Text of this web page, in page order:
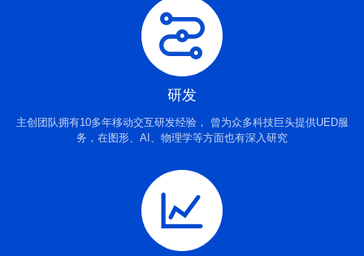
研发
主创团队拥有10多年移动交互研发经验， 曾为众多科技巨头提供UED服
务，在图形、AI、物理学等方面也有深入研究